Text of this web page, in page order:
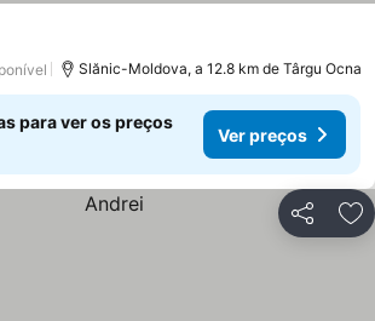
preços
Slănic-Moldova, a 12.8 km de Târgu Ocna
para ver os preços
Ver preços
Partilhar